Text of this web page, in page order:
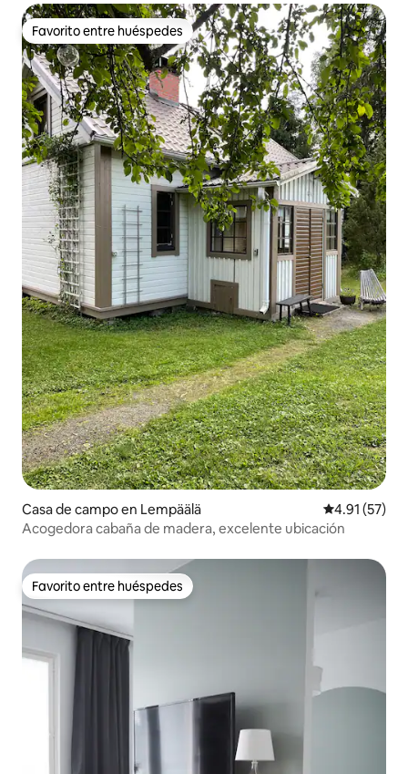
Favorito entre huéspedes
Favorito entre huéspedes
Casa de campo en Lempäälä Calificación
4.91 (57)
Acogedora cabaña de madera, excelente ubicación
Favorito entre huéspedes
Favorito entre huéspedes